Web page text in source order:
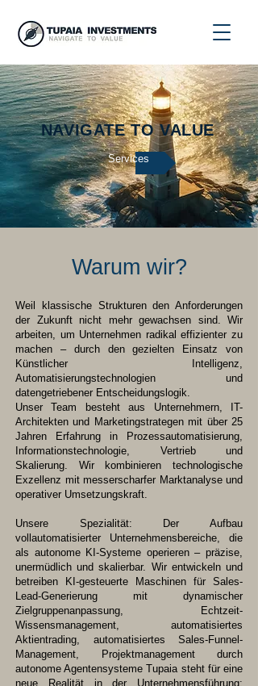
NAVIGATE TO VALUE
Services
Warum wir?
Weil klassische Strukturen den Anforderungen
der Zukunft nicht mehr gewachsen sind. Wir
arbeiten, um Unternehmen radikal effizienter zu
machen – durch den gezielten Einsatz von
Künstlicher Intelligenz,
Automatisierungstechnologien und
datengetriebener Entscheidungslogik.
Unser Team besteht aus Unternehmern, IT-
Architekten und Marketingstrategen mit über 25
Jahren Erfahrung in Prozessautomatisierung,
Informationstechnologie, Vertrieb und
Skalierung. Wir kombinieren technologische
Exzellenz mit messerscharfer Marktanalyse und
operativer Umsetzungskraft.
Unsere Spezialität: Der Aufbau
vollautomatisierter Unternehmensbereiche, die
als autonome KI-Systeme operieren – präzise,
unermüdlich und skalierbar. Wir entwickeln und
betreiben KI-gesteuerte Maschinen für Sales-
Lead-Generierung mit dynamischer
Zielgruppenanpassung, Echtzeit-
Wissensmanagement, automatisiertes
Aktientrading, automatisiertes Sales-Funnel-
Management, Projektmanagement durch
autonome Agentensysteme Tupaia steht für eine
neue Realität in der Unternehmensführung: